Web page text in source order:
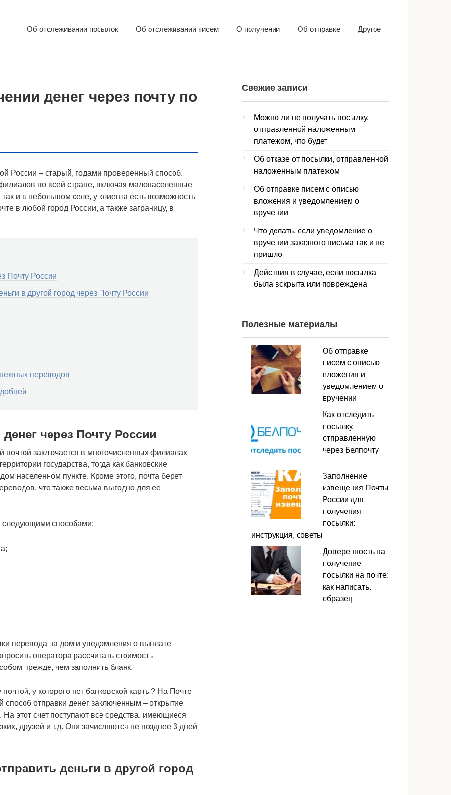
Об отслеживании посылок Об отслеживании писем О получении Об отправке Другое
денег через почту по
России ‒ старый, годами проверенный способ.
по всей стране, включая малонаселенные
и в небольшом селе, у клиента есть возможность
в любой город России, а также заграницу, в
Почту России
в другой город через Почту России
переводов
через Почту России
почтой заключается в многочисленных филиалах
государства, тогда как банковские
населенном пункте. Кроме этого, почта берет
что также весьма выгодно для ее
следующими способами:
перевода на дом и уведомления о выплате
оператора рассчитать стоимость
прежде, чем заполнить бланк.
у которого нет банковской карты? На Почте
способ отправки денег заключенным ‒ открытие
На этот счет поступают все средства, имеющиеся
друзей и т.д. Они зачисляются не позднее 3 дней
деньги в другой город
Свежие записи
Можно ли не получать посылку,
отправленной наложенным
платежом, что будет
Об отказе от посылки, отправленной
наложенным платежом
Об отправке писем с описью
вложения и уведомлением о
вручении
Что делать, если уведомление о
вручении заказного письма так и не
пришло
Действия в случае, если посылка
была вскрыта или повреждена
Полезные материалы
Об отправке
писем с описью
вложения и
уведомлением о
вручении
Как отследить
посылку,
отправленную
через Белпочту
Заполнение
извещения Почты
России для
получения
посылки:
инструкция, советы
Доверенность на
получение
посылки на почте:
как написать,
образец